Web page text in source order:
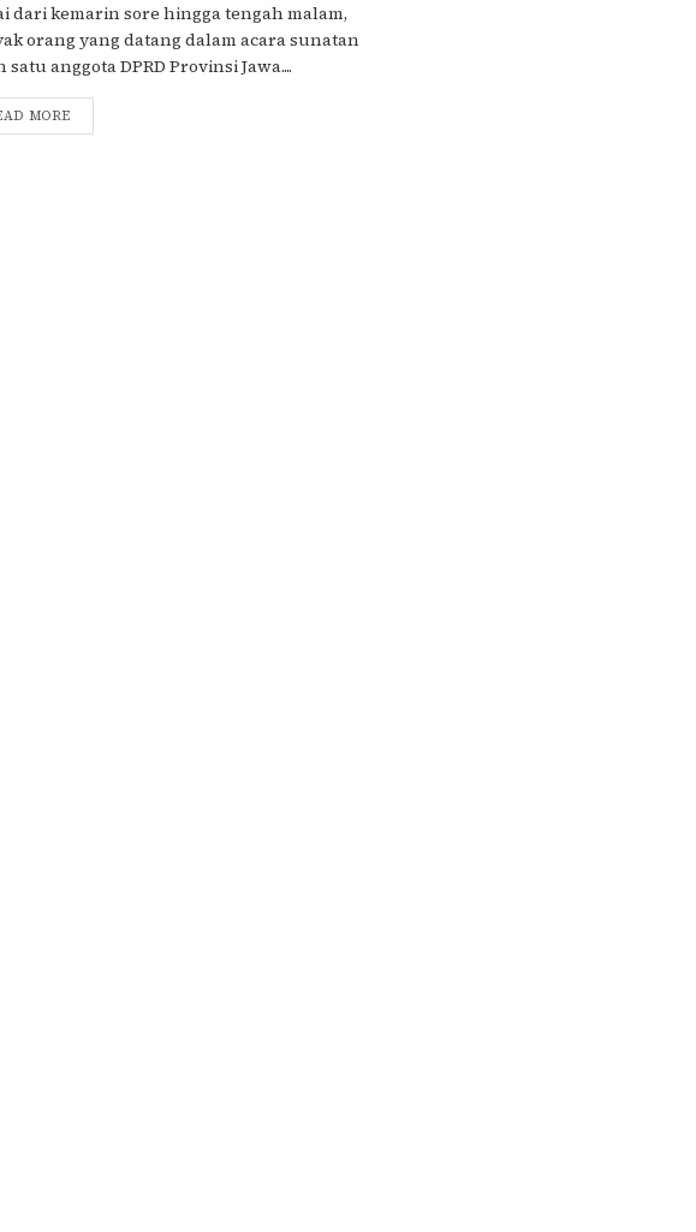
dari kemarin sore hingga tengah malam,
orang yang datang dalam acara sunatan
satu anggota DPRD Provinsi Jawa....
MORE